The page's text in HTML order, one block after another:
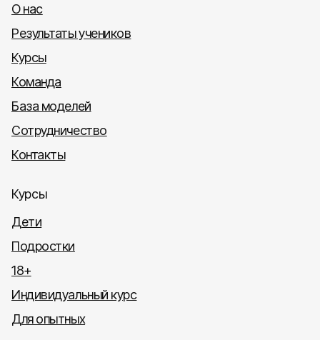
О нас
Результаты учеников
Курсы
Команда
База моделей
Сотрудничество
Контакты
Курсы
Дети
Подростки
18+
Индивидуальный курс
Для опытных